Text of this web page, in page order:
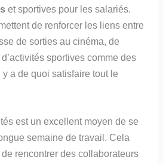
et sportives pour les salariés.
de renforcer les liens entre
de sorties au cinéma, de
sportives comme des
a de quoi satisfaire tout le
est un excellent moyen de se
semaine de travail. Cela
rencontrer des collaborateurs